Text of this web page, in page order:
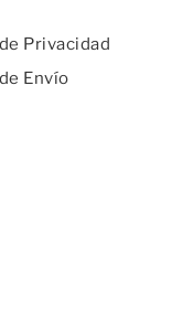
Privacidad
Envío